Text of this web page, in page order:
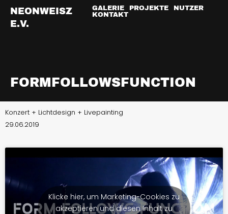
Zum
Inhalt
springen
NEONWEISZ
E.V.
GALERIE PROJEKTE
NUTZER
KONTAKT
FORMFOLLOWSFUNCTION
Konzert + Lichtdesign + Livepainting
29.06.2019
Klicke hier, um Marketing-Cookies zu
akzeptieren und diesen Inhalt zu